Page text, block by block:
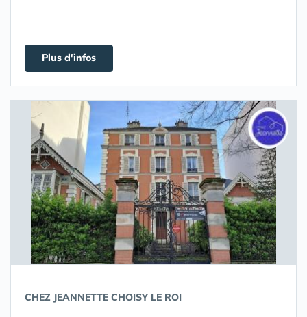
Plus d'infos
CHEZ JEANNETTE CHOISY LE ROI